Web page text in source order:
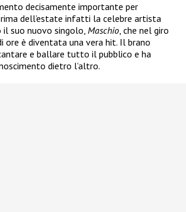
decisamente importante per
dell’estate infatti la celebre artista
il suo nuovo singolo, Maschio, che nel giro
ore è diventata una vera hit. Il brano
e ballare tutto il pubblico e ha
dietro l’altro.